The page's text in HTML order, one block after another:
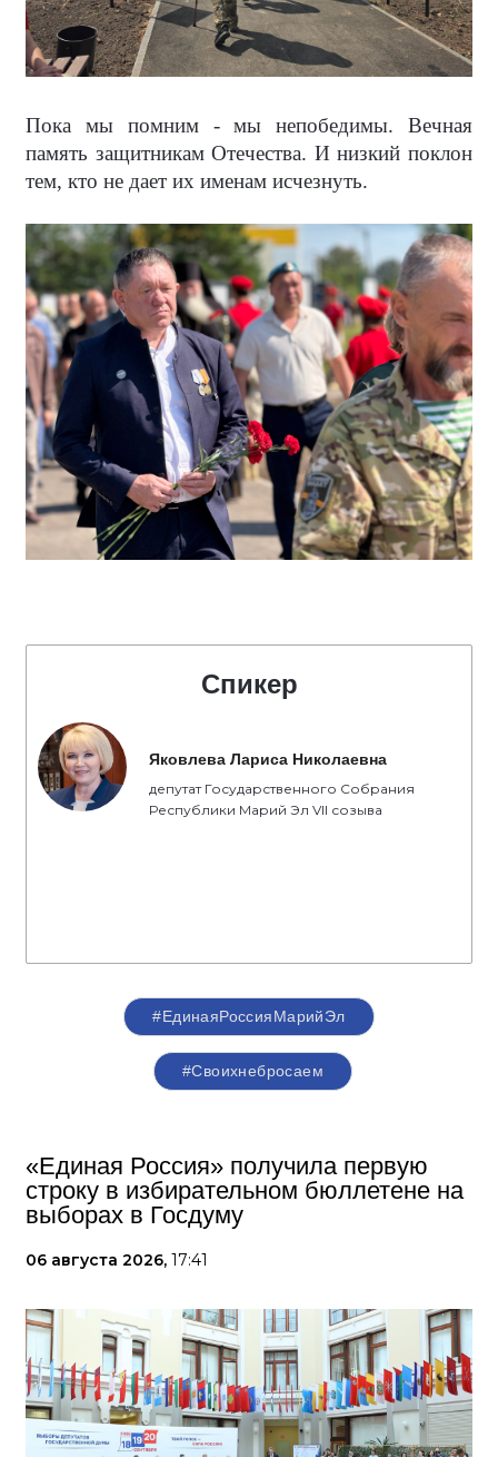
Пока мы помним - мы непобедимы. Вечная
память защитникам Отечества. И низкий поклон
тем, кто не дает их именам исчезнуть.
Спикер
Яковлева Лариса Николаевна
депутат Государственного Собрания
Республики Марий Эл VII созыва
#ЕдинаяРоссияМарийЭл
#Своихнебросаем
«Единая Россия» получила первую
строку в избирательном бюллетене на
выборах в Госдуму
06 августа 2026, 17:41